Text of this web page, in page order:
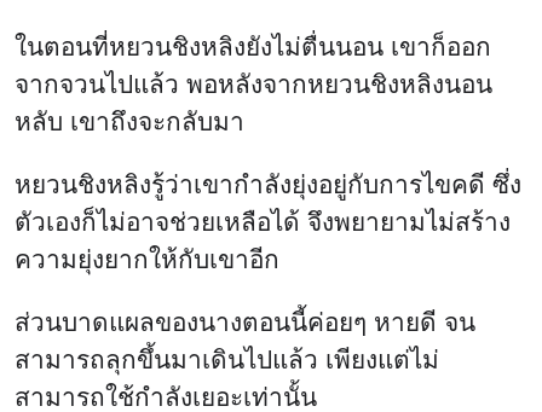
ในตอนที่หยวนชิงหลิงยังไม่ตื่นนอน เขาก็ออก
จากจวนไปแล้ว พอหลังจากหยวนชิงหลิงนอน
หลับ เขาถึงจะกลับมา
หยวนชิงหลิงรู้ว่าเขากำลังยุ่งอยู่กับการไขคดี ซึ่ง
ตัวเองก็ไม่อาจช่วยเหลือได้ จึงพยายามไม่สร้าง
ความยุ่งยากให้กับเขาอีก
ส่วนบาดแผลของนางตอนนี้ค่อยๆ หายดี จน
สามารถลุกขึ้นมาเดินไปแล้ว เพียงแต่ไม่
สามารถใช้กำลังเยอะเท่านั้น